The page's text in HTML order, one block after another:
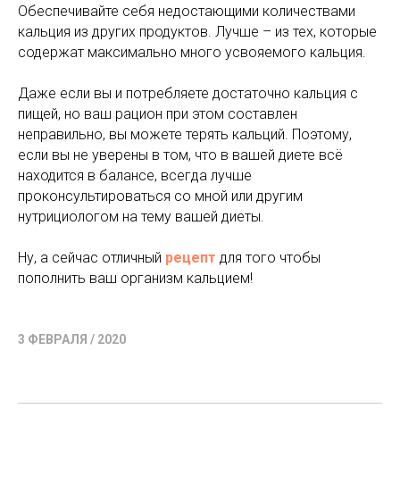
Обеспечивайте себя недостающими количествами
кальция из других продуктов. Лучше – из тех, которые
содержат максимально много усвояемого кальция.
Даже если вы и потребляете достаточно кальция с
пищей, но ваш рацион при этом составлен
неправильно, вы можете терять кальций. Поэтому,
если вы не уверены в том, что в вашей диете всё
находится в балансе, всегда лучше
проконсультироваться со мной или другим
нутрициологом на тему вашей диеты.
Ну, а сейчас отличный рецепт для того чтобы
пополнить ваш организм кальцием!
3 ФЕВРАЛЯ / 2020